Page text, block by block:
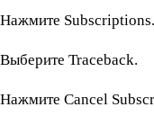
Нажмите Subscriptions.
Выберите Traceback.
Нажмите Cancel